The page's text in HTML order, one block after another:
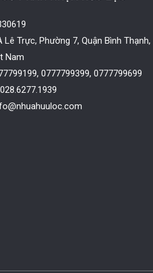
Lê Trực, Phường 7, Quận Bình Thạnh,
Nam
0777799399, 0777799699
028.6277.1939